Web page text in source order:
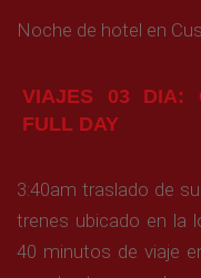
Noche de hotel en
VIAJES 03 DIA:
FULL DAY
3:40am traslado de
trenes ubicado en la
40 minutos de viaje